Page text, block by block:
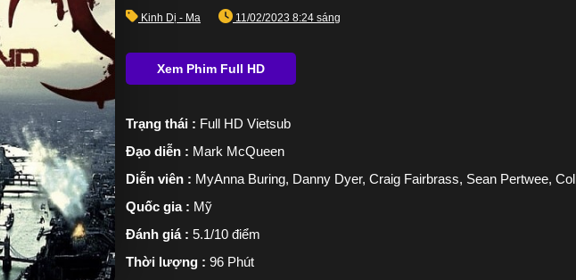
Kinh Dị - Ma 11/02/2023 8:24 sáng
Trạng thái : Full HD Vietsub
Đạo diễn : Mark McQueen
Diễn viên : MyAnna Buring, Danny Dyer, Craig Fairbrass, Sean Pertwee,
Quốc gia : Mỹ
Đánh giá : 5.1/10 điểm
Thời lượng : 96 Phút